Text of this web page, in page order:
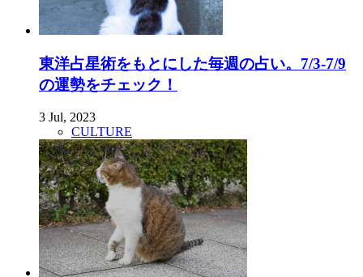
東洋占星術をもとにした毎週の占い。7/3-7/9
の運勢をチェック！
3 Jul, 2023
CULTURE